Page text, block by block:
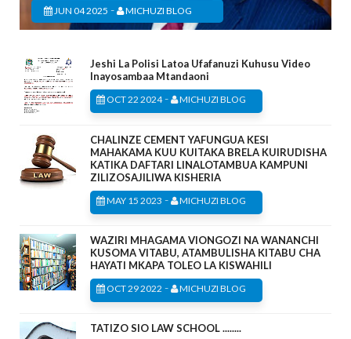
JUN 04 2025 - MICHUZI BLOG
Jeshi La Polisi Latoa Ufafanuzi Kuhusu Video
Inayosambaa Mtandaoni
OCT 22 2024- MICHUZI BLOG
CHALINZE CEMENT YAFUNGUA KESI
MAHAKAMA KUU KUITAKA BRELA KUIRUDISHA
KATIKA DAFTARI LINALOTAMBUA KAMPUNI
ZILIZOSAJILIWA KISHERIA
MAY 15 2023 - MICHUZI BLOG
WAZIRI MHAGAMA VIONGOZI NA WANANCHI
KUSOMA VITABU, ATAMBULISHA KITABU CHA
HAYATI MKAPA TOLEO LA KISWAHILI
OCT 29 2022 - MICHUZI BLOG
TATIZO SIO LAW SCHOOL ........